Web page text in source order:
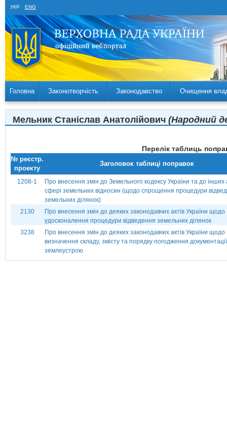
УКР ENG
Головна Законотворчість Законодавство Очищення
Мельник Станіслав Анатолійович (Народний
Перелік таблиць
№ реєстр.
проекту
Заголовок таблиці поправок
1208-1
Про внесення змін до Земельного кодексу України та до інших
сфері земельних відносин (щодо спрощення процедури
земельних ділянок)
2130
Про внесення змін до деяких законодавчих актів України щодо
удосконалення процедури відведення земельних ділянок
3238
Про внесення змін до деяких законодавчих актів України щодо
визначення складу, змісту та порядку погодження документації
землеустрою